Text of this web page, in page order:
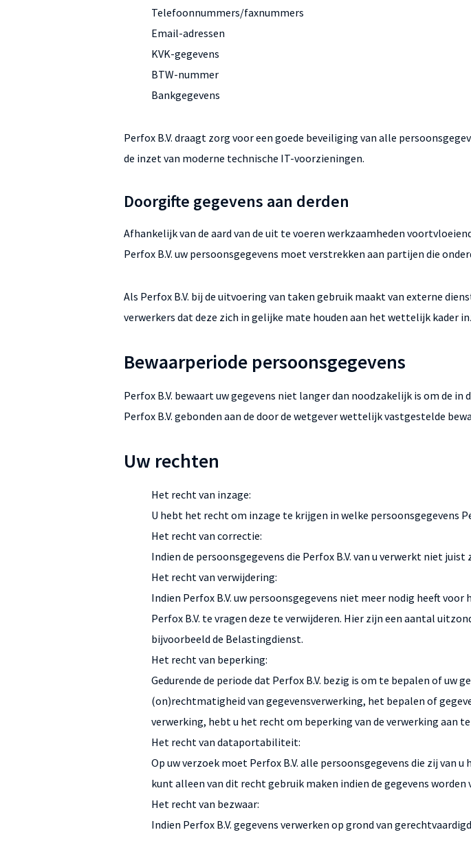
Telefoonnummers/faxnummers
Email-adressen
KVK-gegevens
BTW-nummer
Bankgegevens
Perfox B.V. draagt zorg voor een goede beveiliging van alle
de inzet van moderne technische IT-voorzieningen.
Doorgifte gegevens aan derden
Afhankelijk van de aard van de uit te voeren werkzaamheden
Perfox B.V. uw persoonsgegevens moet verstrekken aan partijen die
Als Perfox B.V. bij de uitvoering van taken gebruik maakt van externe
verwerkers dat deze zich in gelijke mate houden aan het wettelijk kader
Bewaarperiode persoonsgegevens
Perfox B.V. bewaart uw gegevens niet langer dan noodzakelijk is om de
Perfox B.V. gebonden aan de door de wetgever wettelijk vastgestelde
Uw rechten
Het recht van inzage:
U hebt het recht om inzage te krijgen in welke persoonsgegevens
Het recht van correctie:
Indien de persoonsgegevens die Perfox B.V. van u verwerkt niet
Het recht van verwijdering:
Indien Perfox B.V. uw persoonsgegevens niet meer nodig heeft
Perfox B.V. te vragen deze te verwijderen. Hier zijn een aantal
bijvoorbeeld de Belastingdienst.
Het recht van beperking:
Gedurende de periode dat Perfox B.V. bezig is om te bepalen of uw
(on)rechtmatigheid van gegevensverwerking, het bepalen of
verwerking, hebt u het recht om beperking van de verwerking aan
Het recht van dataportabiliteit:
Op uw verzoek moet Perfox B.V. alle persoonsgegevens die zij van
kunt alleen van dit recht gebruik maken indien de gegevens
Het recht van bezwaar:
Indien Perfox B.V. gegevens verwerken op grond van